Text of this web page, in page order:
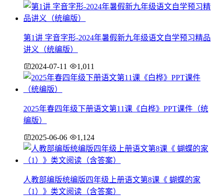
第1讲 字音字形-2024年暑假新九年级语文自学预习精品
讲义（统编版）
2024-07-11 1,011
2025年春四年级下册语文第11课《白桦》PPT课件（统
编版）
2025-06-06 1,124
人教部编版统编版四年级上册语文第8课《 蝴蝶的家
（1）》类文阅读（含答案）